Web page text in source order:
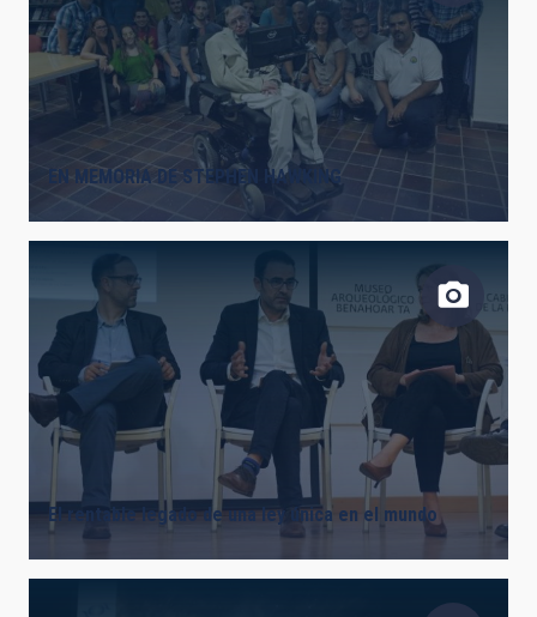
EN MEMORIA DE STEPHEN HAWKING
El rentable legado de una ley única en el mundo